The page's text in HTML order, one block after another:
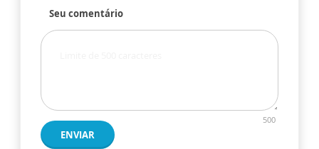
Seu comentário
500
ENVIAR